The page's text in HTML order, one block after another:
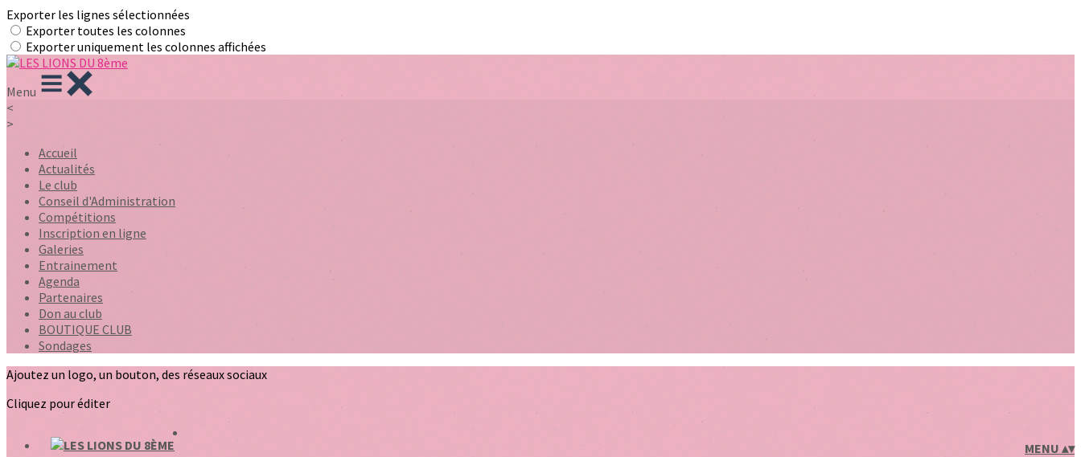
Exporter les lignes sélectionnées
Exporter toutes les colonnes
Exporter uniquement les colonnes affichées
Menu
<
>
Accueil
Actualités
Le club
Conseil d'Administration
Compétitions
Inscription en ligne
Galeries
Entrainement
Agenda
Partenaires
Don au club
BOUTIQUE CLUB
Sondages
Ajoutez un logo, un bouton, des réseaux sociaux
Cliquez pour éditer
MENU ▴▾